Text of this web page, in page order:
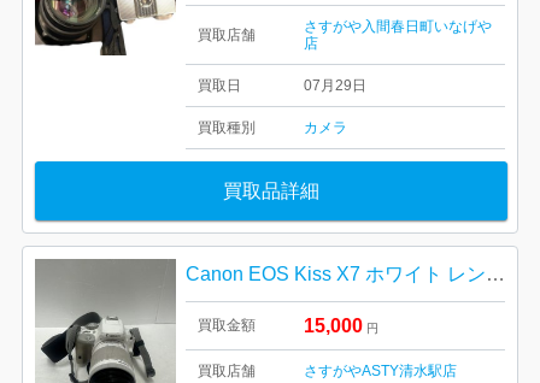
買取店舗
さすがや入間春日町いなげや
店
買取日 07月29日
買取種別 カメラ
買取品詳細
Canon EOS Kiss X7 ホワイト レンズキット
買取金額 15,000 円
買取店舗 さすがやASTY清水駅店